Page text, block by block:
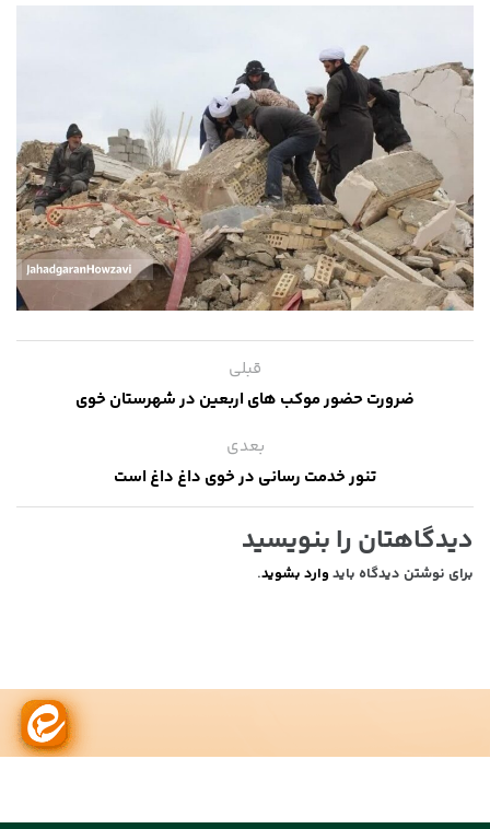
قبلی
ضرورت حضور موکب های اربعین در شهرستان خوی
بعدی
تنور خدمت رسانی در خوی داغ داغ است
دیدگاهتان را بنویسید
برای نوشتن دیدگاه باید وارد بشوید.